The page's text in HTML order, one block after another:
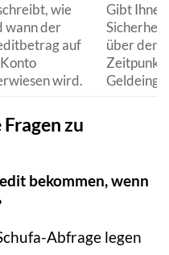
wie
wann der
auf
wird.
Gibt Ihnen
Sicherheit
über den
Zeitpunkt
zu
bekommen, wenn
Abfrage legen